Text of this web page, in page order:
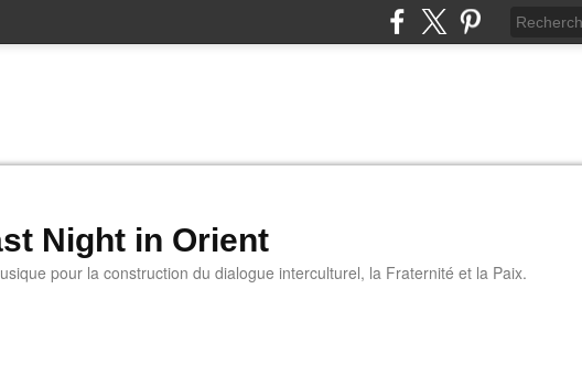
Night in Orient
pour la construction du dialogue interculturel, la Fraternité et la Paix.